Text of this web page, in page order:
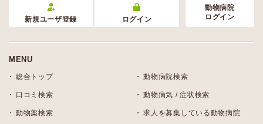
新規ユーザ登録 ログイン
動物病院
ログイン
MENU
総合トップ 動物病院検索
口コミ検索 動物病気 / 症状検索
動物薬検索 求人を募集している動物病院